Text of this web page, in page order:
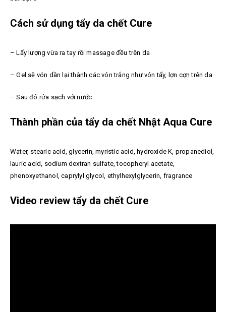
Cách sử dụng tẩy da chết Cure
– Lấy lượng vừa ra tay rồi massage đều trên da
– Gel sẽ vón dần lại thành các vón trắng như vón tẩy, lợn cợn trên da
– Sau đó rửa sạch với nước
Thành phần của tẩy da chết Nhật Aqua Cure
Water, stearic acid, glycerin, myristic acid, hydroxide K, propanediol,
lauric acid, sodium dextran sulfate, tocopheryl acetate,
phenoxyethanol, caprylyl glycol, ethylhexylglycerin, fragrance
Video review tẩy da chết Cure